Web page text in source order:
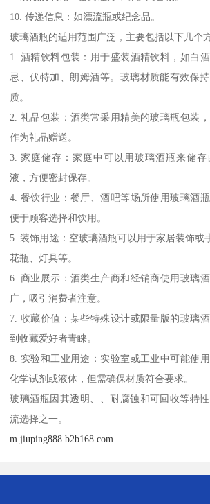
10. 传递信息：如漂流瓶或纪念品。
玻璃酒瓶的适用范围广泛，主要包括以下几个
1. 酒精饮料包装：用于盛装酒精饮料，如白
忌、伏特加、朗姆酒等。玻璃材质能有效保
质。
2. 礼品包装：酒类常采用精美的玻璃瓶包装
作为礼品赠送。
3. 家庭储存：家庭中可以用玻璃酒瓶来储
液，方便密封保存。
4. 餐饮行业：餐厅、酒吧等场所使用玻璃酒
便于顾客选择和饮用。
5. 装饰用途：空玻璃酒瓶可以用于家居装饰或
花瓶、灯具等。
6. 商业展示：酒类生产商和经销商使用玻璃
广，吸引消费者注意。
7. 收藏价值：某些特殊设计或限量版的玻璃
到收藏爱好者青睐。
8. 实验和工业用途：实验室或工业中可能使
化学试剂或液体，但需确保材质符合要求。
玻璃酒瓶因其透明、、耐腐蚀和可回收等特
流选择之一。
m.jiuping888.b2b168.com